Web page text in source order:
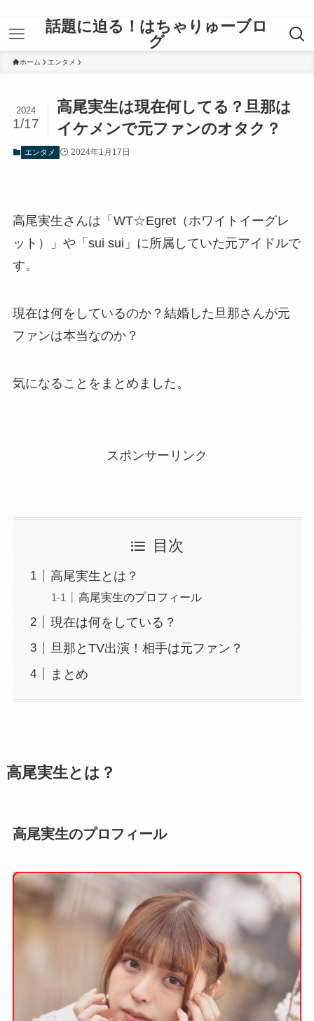
話題に迫る！はちゃりゅーブロ
グ
ホーム エンタメ
高尾実生は現在何してる？旦那は
イケメンで元ファンのオタク？
2024
1/17
エンタメ 2024年1月17日
高尾実生さんは「WT☆Egret（ホワイトイーグレ
ット）」や「sui sui」に所属していた元アイドルで
す。
現在は何をしているのか？結婚した旦那さんが元
ファンは本当なのか？
気になることをまとめました。
スポンサーリンク
目次
高尾実生とは？
高尾実生のプロフィール
現在は何をしている？
旦那とTV出演！相手は元ファン？
まとめ
高尾実生とは？
高尾実生のプロフィール